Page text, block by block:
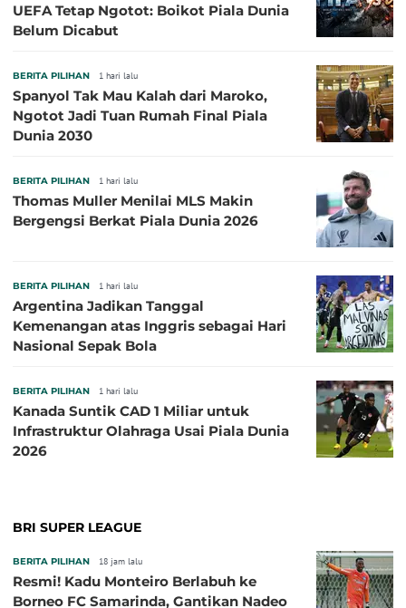
UEFA Tetap Ngotot: Boikot Piala Dunia
Belum Dicabut
BERITA PILIHAN 1 hari lalu
Spanyol Tak Mau Kalah dari Maroko,
Ngotot Jadi Tuan Rumah Final Piala
Dunia 2030
BERITA PILIHAN 1 hari lalu
Thomas Muller Menilai MLS Makin
Bergengsi Berkat Piala Dunia 2026
BERITA PILIHAN 1 hari lalu
Argentina Jadikan Tanggal
Kemenangan atas Inggris sebagai Hari
Nasional Sepak Bola
BERITA PILIHAN 1 hari lalu
Kanada Suntik CAD 1 Miliar untuk
Infrastruktur Olahraga Usai Piala Dunia
2026
BRI SUPER LEAGUE
BERITA PILIHAN 18 jam lalu
Resmi! Kadu Monteiro Berlabuh ke
Borneo FC Samarinda, Gantikan Nadeo